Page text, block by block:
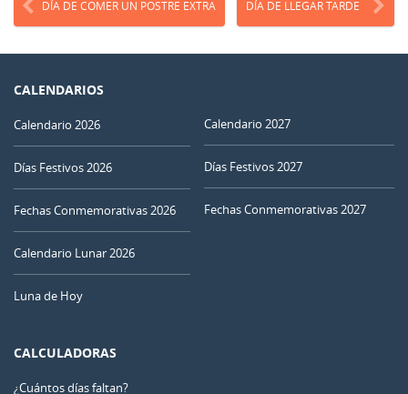
DÍA DE COMER UN POSTRE EXTRA DÍA DE LLEGAR TARDE
CALENDARIOS
Calendario 2026
Días Festivos 2026
Fechas Conmemorativas 2026
Calendario Lunar 2026
Luna de Hoy
Calendario 2027
Días Festivos 2027
Fechas Conmemorativas 2027
CALCULADORAS
¿Cuántos días faltan?